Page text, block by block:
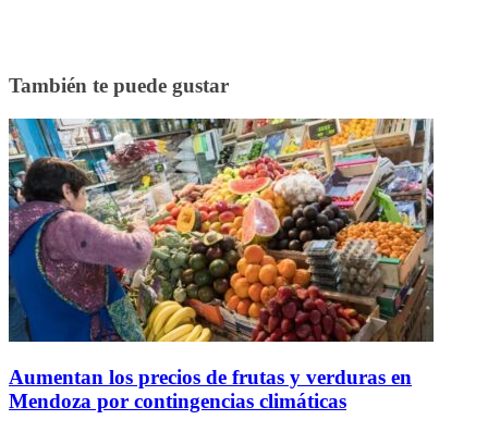
También te puede gustar
Aumentan los precios de frutas y verduras en
Mendoza por contingencias climáticas